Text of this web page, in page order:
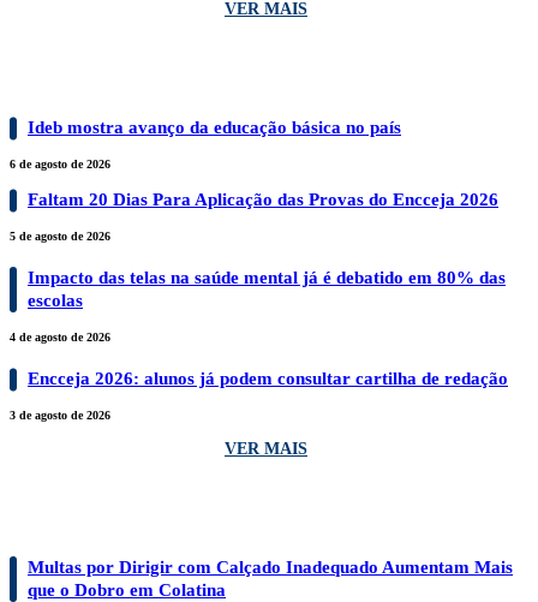
VER MAIS
Ideb mostra avanço da educação básica no país
6 de agosto de 2026
Faltam 20 Dias Para Aplicação das Provas do Encceja 2026
5 de agosto de 2026
Impacto das telas na saúde mental já é debatido em 80% das
escolas
4 de agosto de 2026
Encceja 2026: alunos já podem consultar cartilha de redação
3 de agosto de 2026
VER MAIS
Multas por Dirigir com Calçado Inadequado Aumentam Mais
que o Dobro em Colatina